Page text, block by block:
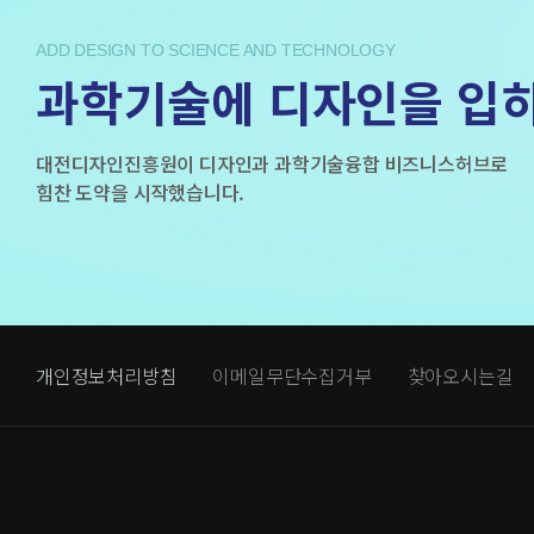
ADD DESIGN TO SCIENCE AND TECHNOLOGY
과학기술에 디자인을 입
대전디자인진흥원이 디자인과 과학기술융합 비즈니스허브로
힘찬 도약을 시작했습니다.
개인정보처리방침 이메일무단수집거부 찾아오시는길